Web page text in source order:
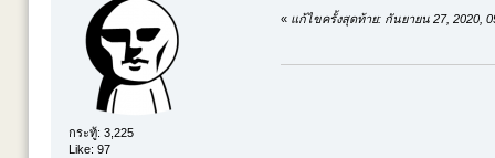
กระทู้: 3,225
Like: 97
« แก้ไขครั้งสุดท้าย: กันยายน 27, 2020,